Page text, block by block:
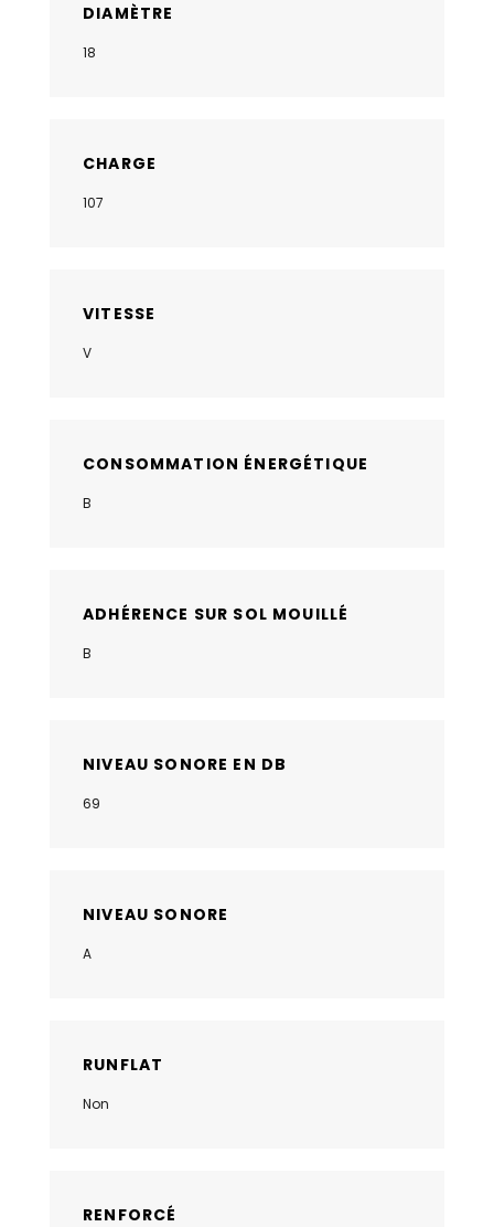
DIAMÈTRE
18
CHARGE
107
VITESSE
V
CONSOMMATION ÉNERGÉTIQUE
B
ADHÉRENCE SUR SOL MOUILLÉ
B
NIVEAU SONORE EN DB
69
NIVEAU SONORE
A
RUNFLAT
Non
RENFORCÉ